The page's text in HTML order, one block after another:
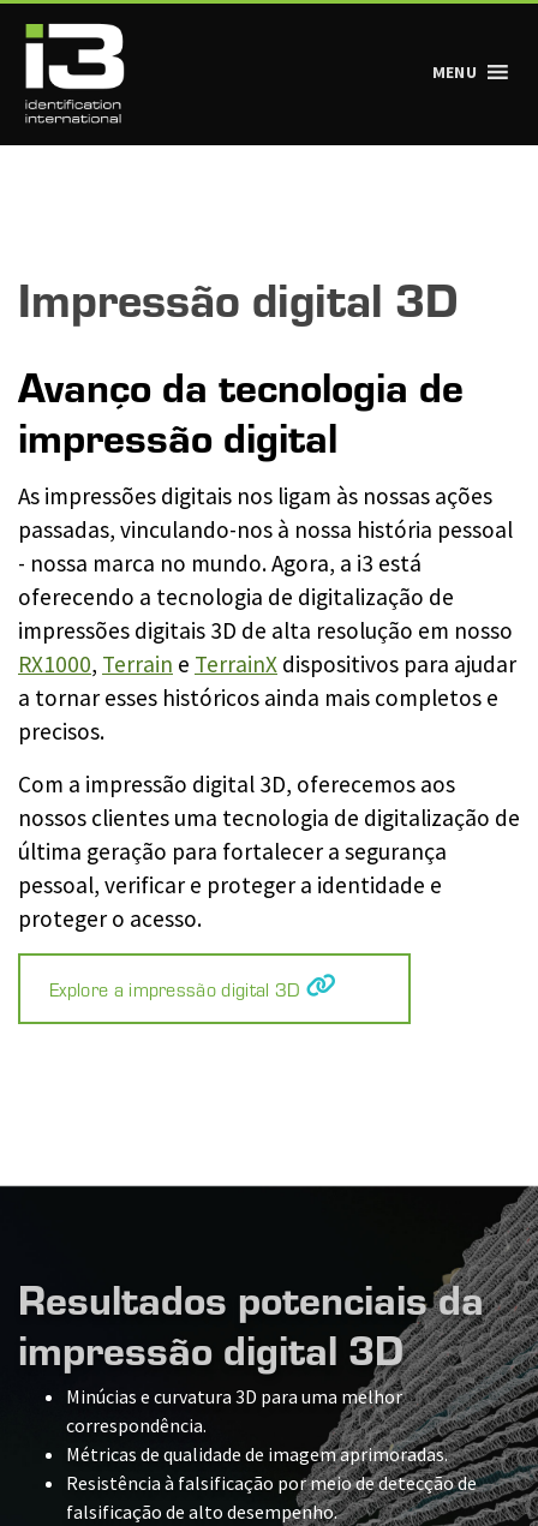
Navegação principal MENU
Impressão digital 3D
Avanço da tecnologia de
impressão digital
As impressões digitais nos ligam às nossas ações
passadas, vinculando-nos à nossa história pessoal
- nossa marca no mundo. Agora, a i3 está
oferecendo a tecnologia de digitalização de
impressões digitais 3D de alta resolução em nosso
RX1000, Terrain e TerrainXdispositivos para ajudar
a tornar esses históricos ainda mais completos e
precisos.
Com a impressão digital 3D, oferecemos aos
nossos clientes uma tecnologia de digitalização de
última geração para fortalecer a segurança
pessoal, verificar e proteger a identidade e
proteger o acesso.
Explore a impressão digital 3D
Resultados potenciais da
impressão digital 3D
Minúcias e curvatura 3D para uma melhor
correspondência.
Métricas de qualidade de imagem aprimoradas.
Resistência à falsificação por meio de detecção de
falsificação de alto desempenho.